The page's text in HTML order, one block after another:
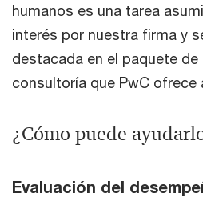
humanos es una tarea
interés por nuestra firma y
destacada en el paquete
consultoría que PwC ofrece
¿Cómo puede
Evaluación del